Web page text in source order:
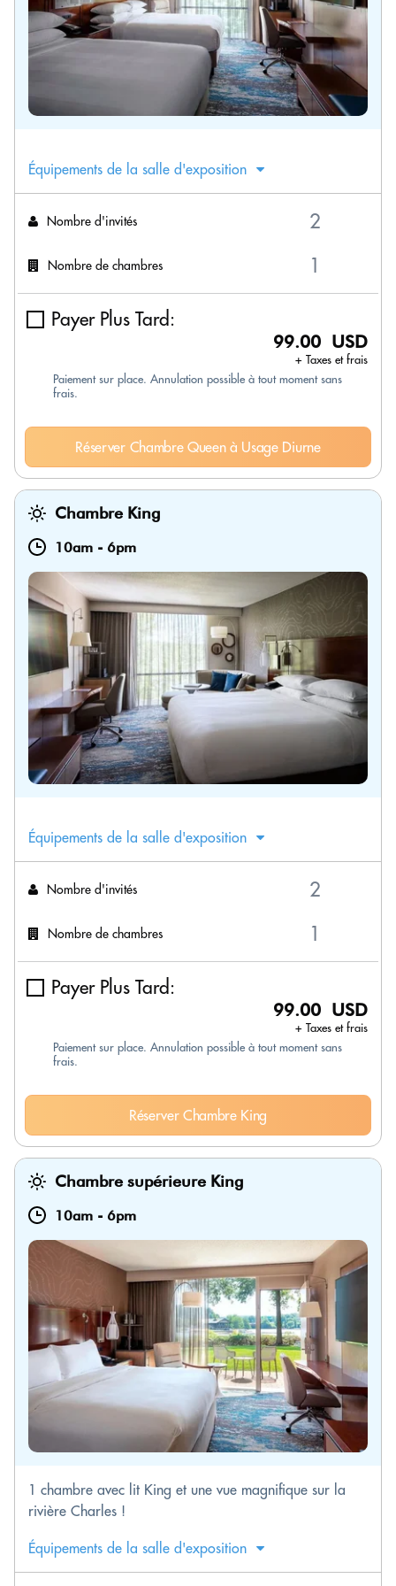
Équipements de la salle d'exposition
Nombre d'invités
Nombre de chambres
Payer Plus Tard:
99.00 USD
+ Taxes et frais
Paiement sur place. Annulation possible à tout moment sans
frais.
Réserver Chambre Queen à Usage Diurne
Chambre King
10am - 6pm
Équipements de la salle d'exposition
Nombre d'invités
Nombre de chambres
Payer Plus Tard:
99.00 USD
+ Taxes et frais
Paiement sur place. Annulation possible à tout moment sans
frais.
Réserver Chambre King
Chambre supérieure King
10am - 6pm
1 chambre avec lit King et une vue magnifique sur la
rivière Charles !
Équipements de la salle d'exposition